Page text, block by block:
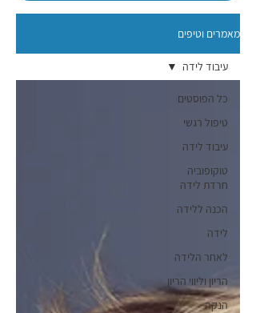
מאמרים וטיפים
כל הפוסטים
טיפול רגשי
עיבוד לידה
טוקופוביה
חרדת לידה
הכנה ללידה
לידה
לאחר הלידה
הריון וליווי הריון
הנקה
עיבוד לידה